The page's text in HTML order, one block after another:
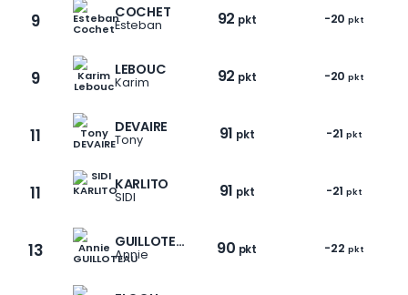
9 COCHET
Esteban 92 pkt -20 pkt
9 LEBOUC
Karim 92 pkt -20 pkt
11 DEVAIRE
Tony 91 pkt -21 pkt
11 KARLITO
SIDI 91 pkt -21 pkt
13 GUILLOTEAU
Annie 90 pkt -22 pkt